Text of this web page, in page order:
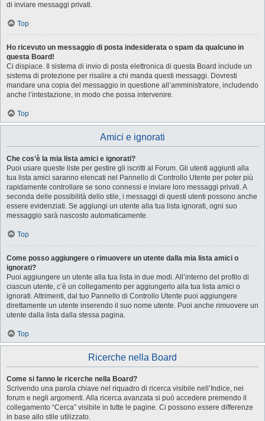
di inviare messaggi privati​​.
Top
Ho ricevuto un messaggio di posta indesiderata o spam da qualcuno in
questa Board!
Ci dispiace. Il sistema di invio di posta elettronica di questa Board include un
sistema di protezione per risalire a chi manda questi messaggi. Dovresti
mandare una copia del messaggio in questione all’amministratore, includendo
anche l’intestazione, in modo che possa intervenire.
Top
Amici e ignorati
Che cos’è la mia lista amici e ignorati?
Puoi usare queste liste per gestire gli iscritti al Forum. Gli utenti aggiunti alla
tua lista amici saranno elencati nel Pannello di Controllo Utente per poter più
rapidamente controllare se sono connessi e inviare loro messaggi privati. A
seconda delle possibilità dello stile, i messaggi di questi utenti possono anche
essere evidenziati. Se aggiungi un utente alla tua lista ignorati, ogni suo
messaggio sarà nascosto automaticamente.
Top
Come posso aggiungere o rimuovere un utente dalla mia lista amici o
ignorati?
Puoi aggiungere un utente alla tua lista in due modi. All’interno del profilo di
ciascun utente, c’è un collegamento per aggiungerlo alla tua lista amici o
ignorati. Altrimenti, dal tuo Pannello di Controllo Utente puoi aggiungere
direttamente un utente inserendo il suo nome utente. Puoi anche rimuovere un
utente dalla lista dalla stessa pagina.
Top
Ricerche nella Board
Come si fanno le ricerche nella Board?
Scrivendo una parola chiave nel riquadro di ricerca visibile nell’Indice, nei
forum e negli argomenti. Alla ricerca avanzata si può accedere premendo il
collegamento “Cerca” visibile in tutte le pagine. Ci possono essere differenze
in base allo stile utilizzato.